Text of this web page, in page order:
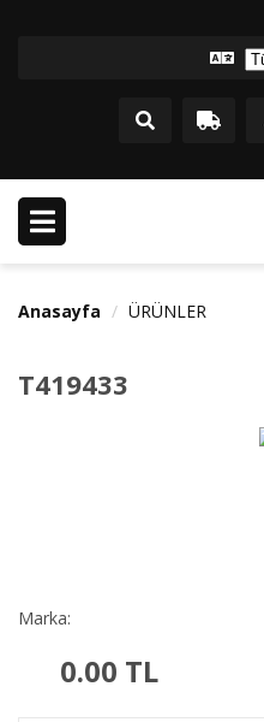
Anasayfa ÜRÜNLER
T419433
Marka:
0.00 TL